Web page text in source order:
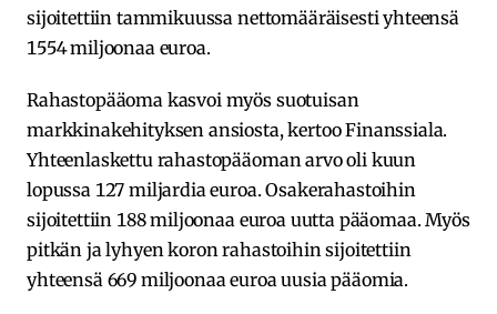
sijoitettiin tammikuussa nettomääräisesti yhteensä
1554 miljoonaa euroa.
Rahastopääoma kasvoi myös suotuisan
markkinakehityksen ansiosta, kertoo Finanssiala.
Yhteenlaskettu rahastopääoman arvo oli kuun
lopussa 127 miljardia euroa. Osakerahastoihin
sijoitettiin 188 miljoonaa euroa uutta pääomaa. Myös
pitkän ja lyhyen koron rahastoihin sijoitettiin
yhteensä 669 miljoonaa euroa uusia pääomia.